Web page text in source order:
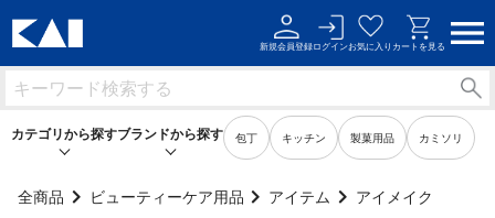
新規会員登録ログインお気に入り カートを見る
カテゴリから探すブランドから探す 包丁 キッチン 製菓用品 カミソリ
全商品 ビューティーケア用品 アイテム アイメイク